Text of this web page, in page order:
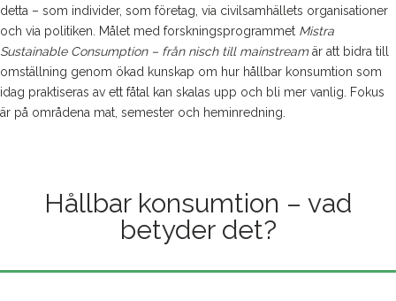
detta – som individer, som företag, via civilsamhällets organisationer
och via politiken. Målet med forskningsprogrammet Mistra
Sustainable Consumption – från nisch till mainstreamär att bidra till
omställning genom ökad kunskap om hur hållbar konsumtion som
idag praktiseras av ett fåtal kan skalas upp och bli mer vanlig. Fokus
är på områdena mat, semester och heminredning.
Hållbar konsumtion – vad
betyder det?